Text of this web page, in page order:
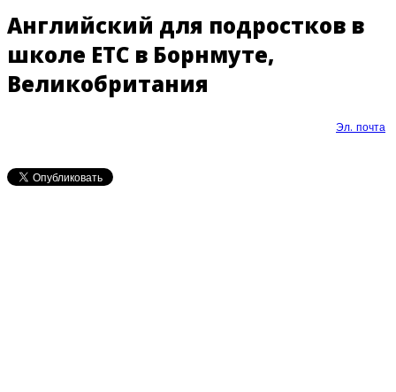
Английский для подростков в
школе ETC в Борнмуте,
Великобритания
Эл. почта